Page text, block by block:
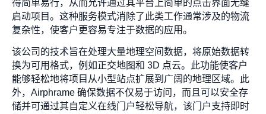
得简单易行，从而允许通过其平台上简单的点击界面无缝
启动项目。这种服务模式消除了此类工作通常涉及的物流
复杂性，使客户更容易专注于数据的应用。
该公司的技术旨在处理大量地理空间数据，将原始数据转
换为可用格式，例如正交地图和 3D 点云。此功能使客户
能够轻松地将项目从小型站点扩展到广阔的地理区域。此
外，Airphrame 确保数据不仅易于访问，而且可以安全存
储并可通过其自定义在线门户轻松导航，该门户支持即时